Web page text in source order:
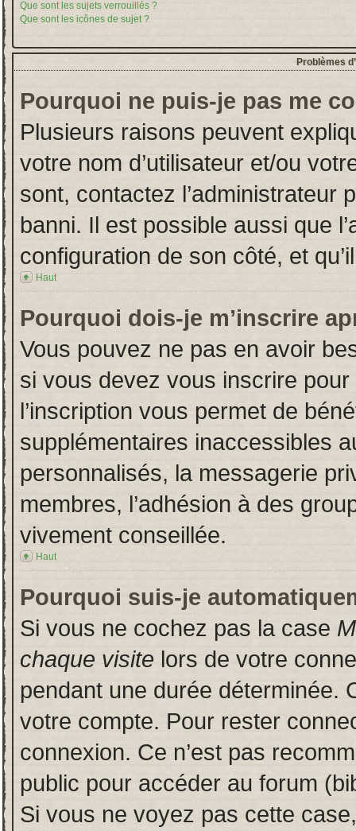
Que sont les sujets verrouillés ?
Que sont les icônes de sujet ?
Problèmes
Pourquoi ne puis-je pas me
Plusieurs raisons peuvent
votre nom d’utilisateur et/ou
sont, contactez l’administrateur
banni. Il est possible aussi que
configuration de son côté, et
Haut
Pourquoi dois-je m’inscrire
Vous pouvez ne pas en avoir
si vous devez vous inscrire
l’inscription vous permet de
supplémentaires inaccessibles
personnalisés, la messagerie
membres, l’adhésion à des
vivement conseillée.
Haut
Pourquoi suis-je
Si vous ne cochez pas la case
chaque visite lors de votre
pendant une durée déterminée.
votre compte. Pour rester
connexion. Ce n’est pas
public pour accéder au forum
Si vous ne voyez pas cette